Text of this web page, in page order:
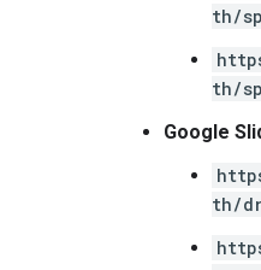
th/
th/
Google
th/